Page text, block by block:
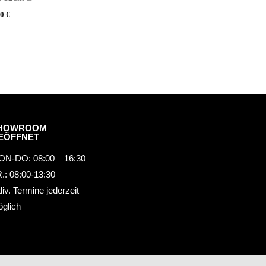
€
DO: 08:00 – 16:30
08:00-13:30
Termine jederzeit